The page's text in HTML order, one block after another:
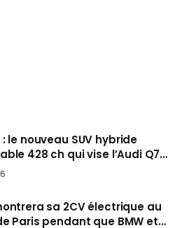
le nouveau SUV hybride
428 ch qui vise l’Audi Q7
cet automne
sa 2CV électrique au
Paris pendant que BMW et